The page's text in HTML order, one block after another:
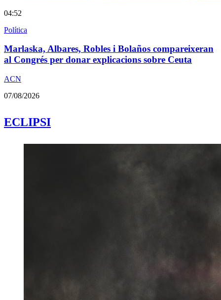
04:52
Política
Marlaska, Albares, Robles i Bolaños compareixeran
al Congrés per donar explicacions sobre Ceuta
ACN
07/08/2026
ECLIPSI